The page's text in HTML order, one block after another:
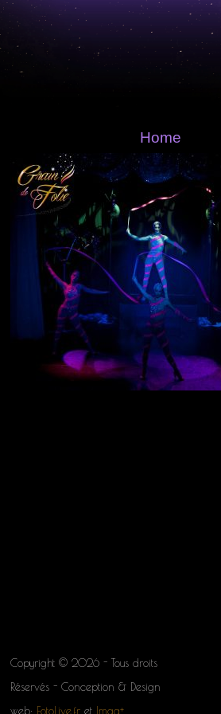
Home
Copyright © 2026 - Tous droits
Réservés - Conception & Design
web: FotoLive.fr et Imag+